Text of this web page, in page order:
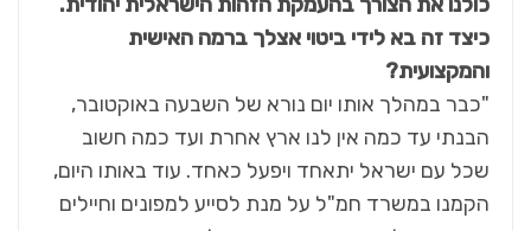
כיצד זה בא לידי ביטוי אצלך ברמה האישית
והמקצועית?
"כבר במהלך אותו יום נורא של השבעה באוקטובר,
הבנתי עד כמה אין לנו ארץ אחרת ועד כמה חשוב
שכל עם ישראל יתאחד ויפעל כאחד. עוד באותו היום,
הקמנו במשרד חמ"ל על מנת לסייע למפונים וחיילים